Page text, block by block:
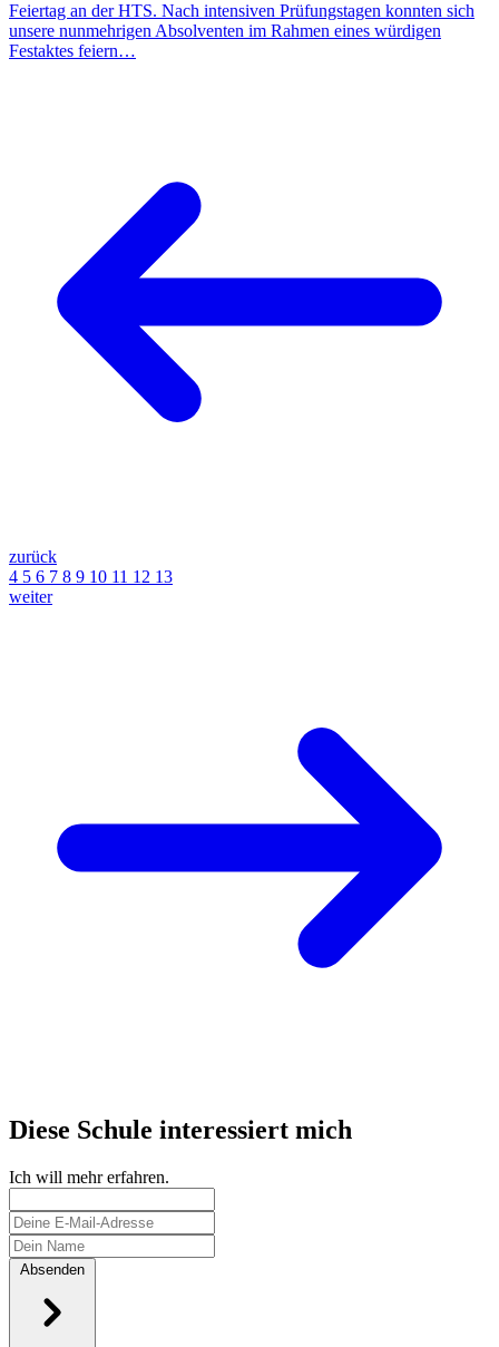
Feiertag an der HTS. Nach intensiven Prüfungstagen konnten sich
unsere nunmehrigen Absolventen im Rahmen eines würdigen
Festaktes feiern…
zurück
4 5 6 7 8 9 10 11 12 13
weiter
Diese Schule interessiert mich
Ich will mehr erfahren.
Absenden